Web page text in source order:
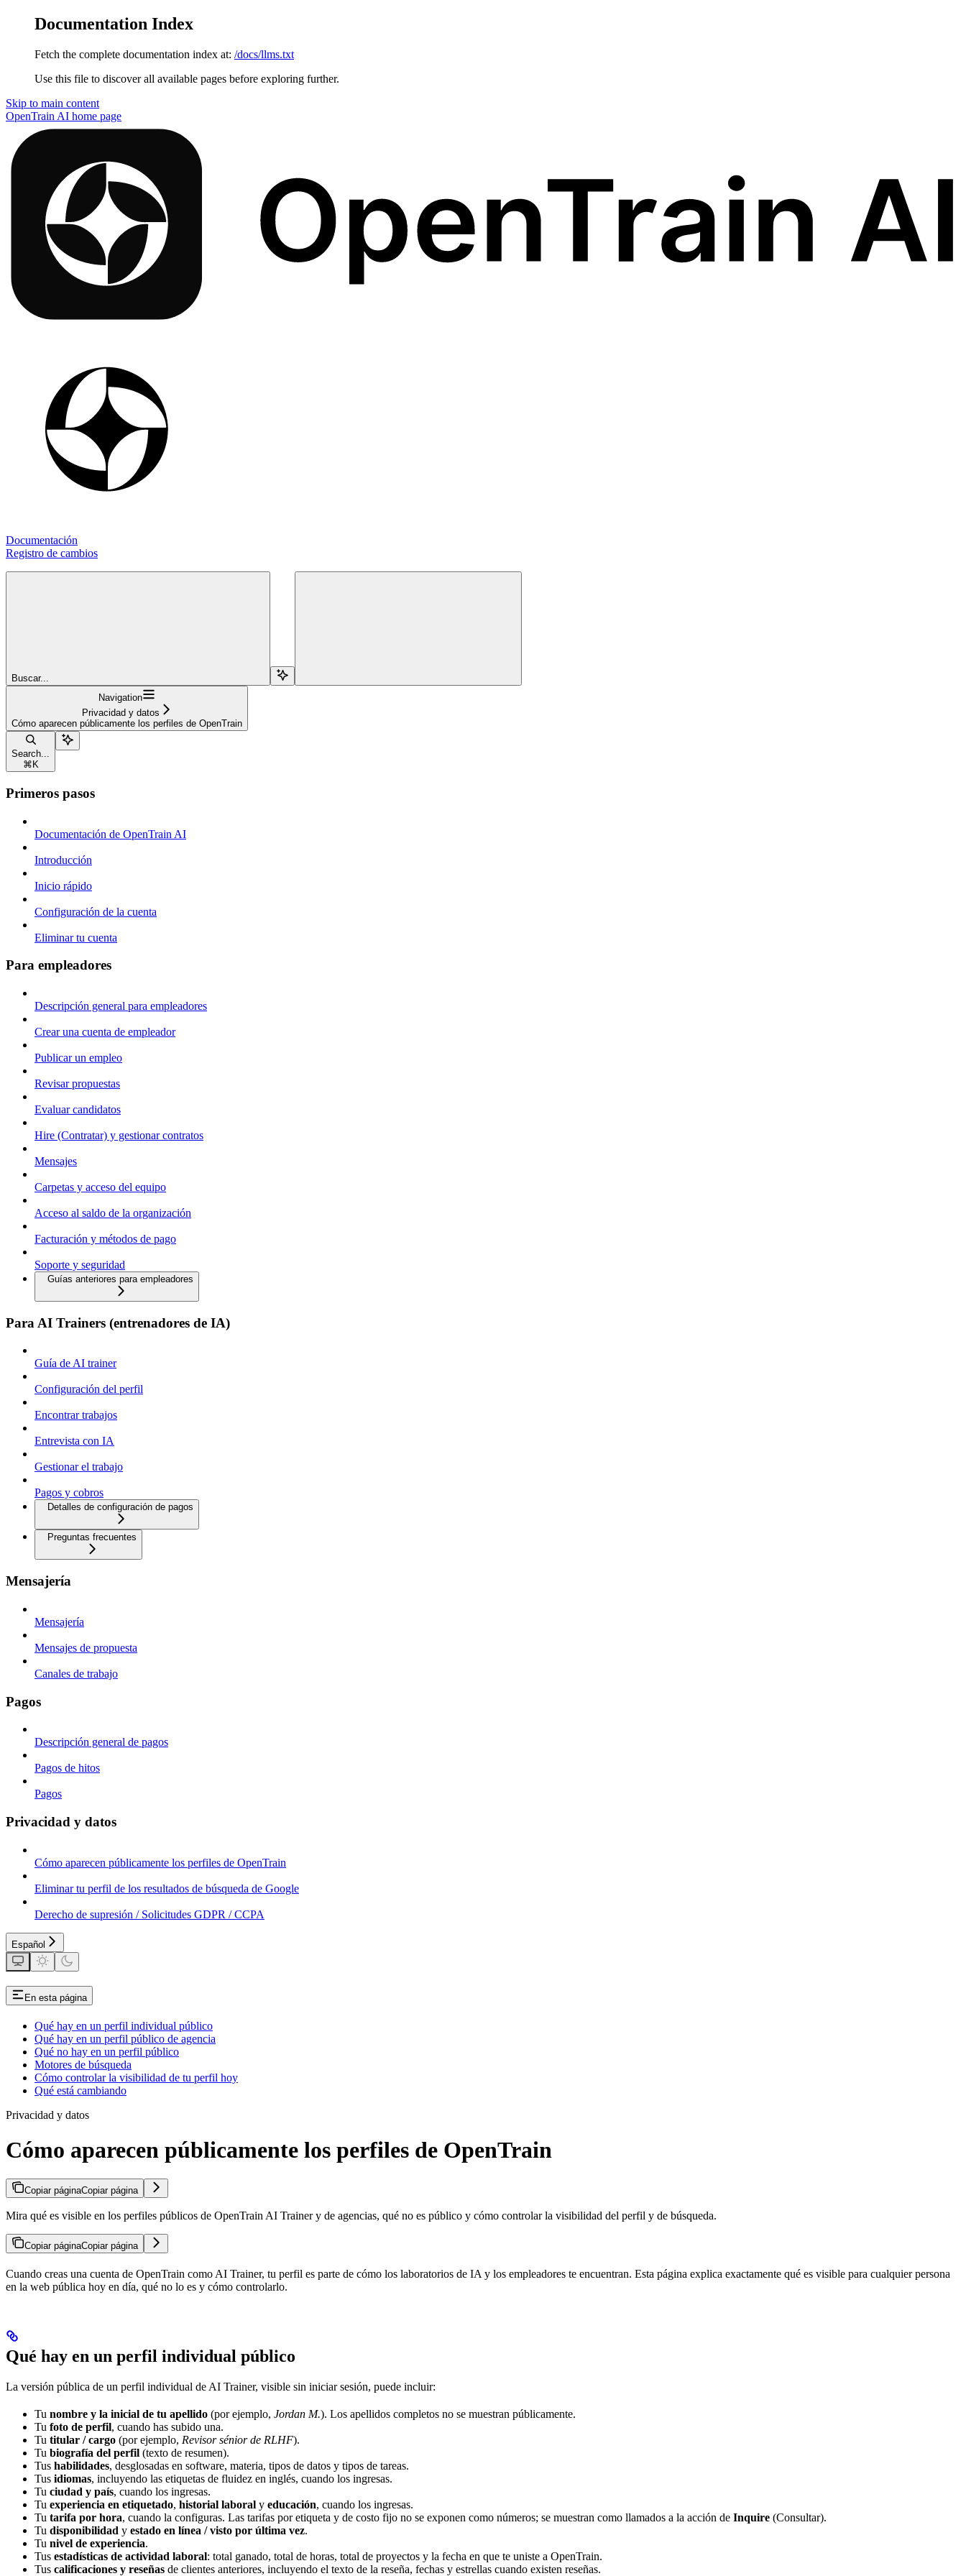
Documentation Index
Fetch the complete documentation index at: /docs/llms.txt
Use this file to discover all available pages before exploring further.
Skip to main content
OpenTrain AI home page
Documentación
Registro de cambios
Buscar...
Navigation
Privacidad y datos
Cómo aparecen públicamente los perfiles de OpenTrain
Search...
⌘ K
Primeros pasos
Documentación de OpenTrain AI
Introducción
Inicio rápido
Configuración de la cuenta
Eliminar tu cuenta
Para empleadores
Descripción general para empleadores
Crear una cuenta de empleador
Publicar un empleo
Revisar propuestas
Evaluar candidatos
Hire (Contratar) y gestionar contratos
Mensajes
Carpetas y acceso del equipo
Acceso al saldo de la organización
Facturación y métodos de pago
Soporte y seguridad
Guías anteriores para empleadores
Para AI Trainers (entrenadores de IA)
Guía de AI trainer
Configuración del perfil
Encontrar trabajos
Entrevista con IA
Gestionar el trabajo
Pagos y cobros
Detalles de configuración de pagos
Preguntas frecuentes
Mensajería
Mensajería
Mensajes de propuesta
Canales de trabajo
Pagos
Descripción general de pagos
Pagos de hitos
Pagos
Privacidad y datos
Cómo aparecen públicamente los perfiles de OpenTrain
Eliminar tu perfil de los resultados de búsqueda de Google
Derecho de supresión / Solicitudes GDPR / CCPA
Español
En esta página
Qué hay en un perfil individual público
Qué hay en un perfil público de agencia
Qué no hay en un perfil público
Motores de búsqueda
Cómo controlar la visibilidad de tu perfil hoy
Qué está cambiando
Privacidad y datos
Cómo aparecen públicamente los perfiles de OpenTrain
Copiar páginaCopiar página
Mira qué es visible en los perfiles públicos de OpenTrain AI Trainer y de agencias, qué no es público y cómo controlar la visibilidad del perfil y de búsqueda.
Copiar páginaCopiar página
Cuando creas una cuenta de OpenTrain como AI Trainer, tu perfil es parte de cómo los laboratorios de IA y los empleadores te encuentran. Esta página explica exactamente qué es visible para cualquier persona
en la web pública hoy en día, qué no lo es y cómo controlarlo.
Qué hay en un perfil individual público
La versión pública de un perfil individual de AI Trainer, visible sin iniciar sesión, puede incluir:
Tu nombre y la inicial de tu apellido (por ejemplo, Jordan M.). Los apellidos completos no se muestran públicamente.
Tu foto de perfil, cuando has subido una.
Tu titular / cargo (por ejemplo, Revisor sénior de RLHF).
Tu biografía del perfil (texto de resumen).
Tus habilidades, desglosadas en software, materia, tipos de datos y tipos de tareas.
Tus idiomas, incluyendo las etiquetas de fluidez en inglés, cuando los ingresas.
Tu ciudad y país, cuando los ingresas.
Tu experiencia en etiquetado, historial laboral y educación, cuando los ingresas.
Tu tarifa por hora, cuando la configuras. Las tarifas por etiqueta y de costo fijo no se exponen como números; se muestran como llamados a la acción de Inquire (Consultar).
Tu disponibilidad y estado en línea / visto por última vez.
Tu nivel de experiencia.
Tus estadísticas de actividad laboral: total ganado, total de horas, total de proyectos y la fecha en que te uniste a OpenTrain.
Tus calificaciones y reseñas de clientes anteriores, incluyendo el texto de la reseña, fechas y estrellas cuando existen reseñas.